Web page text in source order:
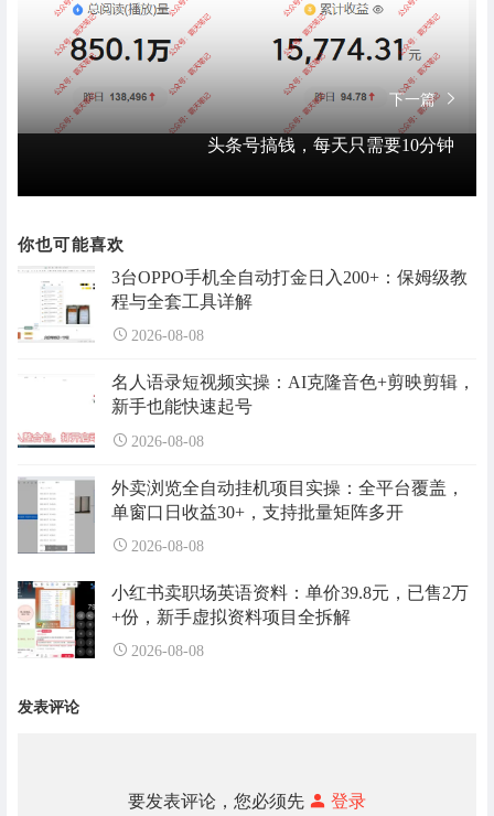
下一篇
头条号搞钱，每天只需要10分钟
你也可能喜欢
3台OPPO手机全自动打金日入200+：保姆级教
程与全套工具详解
2026-08-08
名人语录短视频实操：AI克隆音色+剪映剪辑，
新手也能快速起号
2026-08-08
外卖浏览全自动挂机项目实操：全平台覆盖，
单窗口日收益30+，支持批量矩阵多开
2026-08-08
小红书卖职场英语资料：单价39.8元，已售2万
+份，新手虚拟资料项目全拆解
2026-08-08
发表评论
要发表评论，您必须先 登录